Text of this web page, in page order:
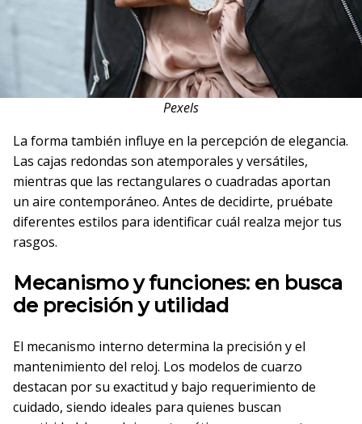
Pexels
La forma también influye en la percepción de elegancia.
Las cajas redondas son atemporales y versátiles,
mientras que las rectangulares o cuadradas aportan
un aire contemporáneo. Antes de decidirte, pruébate
diferentes estilos para identificar cuál realza mejor tus
rasgos.
Mecanismo y funciones: en busca
de precisión y utilidad
El mecanismo interno determina la precisión y el
mantenimiento del reloj. Los modelos de cuarzo
destacan por su exactitud y bajo requerimiento de
cuidado, siendo ideales para quienes buscan